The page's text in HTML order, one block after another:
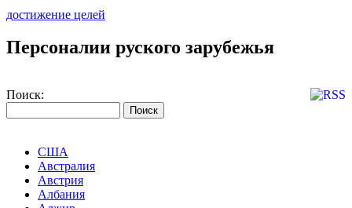
достижение целей
Персоналии руского зарубежья
Поиск:
США
Австралия
Австрия
Албания